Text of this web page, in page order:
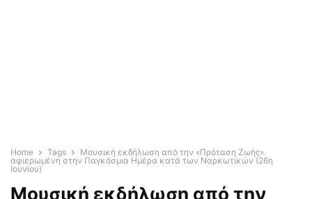
Home Tags
Μουσική εκδήλωση από την «Πρόταση Ζωής»
αφιερωμένη στην Παγκόσμια Ημέρα κατά των Ναρκωτικών (26η
Ιουνίου)
Μουσική εκδήλωση από την